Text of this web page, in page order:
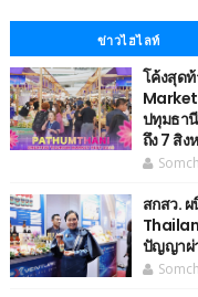
ข่าวไฮไลท์
โค้งสุด
Market
ปทุมธา
ถึง 7 สิง
สกสว.
ปัญญาผ่